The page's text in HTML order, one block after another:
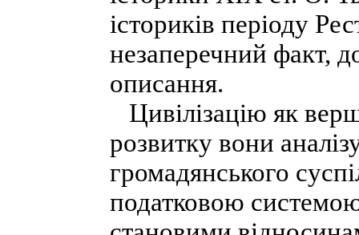
істориків періоду
незаперечний факт,
описання.
Цивілізацію як
розвитку вони
громадянського
податковою